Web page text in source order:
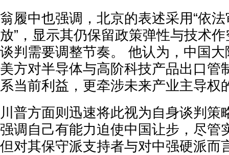
翁履中也强调，北京的表述采用“依法
放”，显示其仍保留政策弹性与技术
谈判需要调整节奏。 他认为，中国
美方对半导体与高阶科技产品出口管
系当前利益，更牵涉未来产业主导权
川普方面则迅速将此视为自身谈判策
强调自己有能力迫使中国让步，尽管
但对其保守派支持者与对中强硬派而